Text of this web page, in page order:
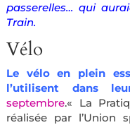
passerelles… qui
Train.
Vélo
Le vélo en plein
l’utilisent dans
septembre.« La
réalisée par